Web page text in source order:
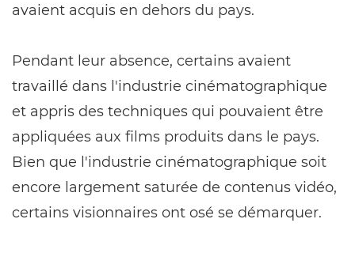
avaient acquis en dehors du pays.
Pendant leur absence, certains avaient
travaillé dans l'industrie cinématographique
et appris des techniques qui pouvaient être
appliquées aux films produits dans le pays.
Bien que l'industrie cinématographique soit
encore largement saturée de contenus vidéo,
certains visionnaires ont osé se démarquer.